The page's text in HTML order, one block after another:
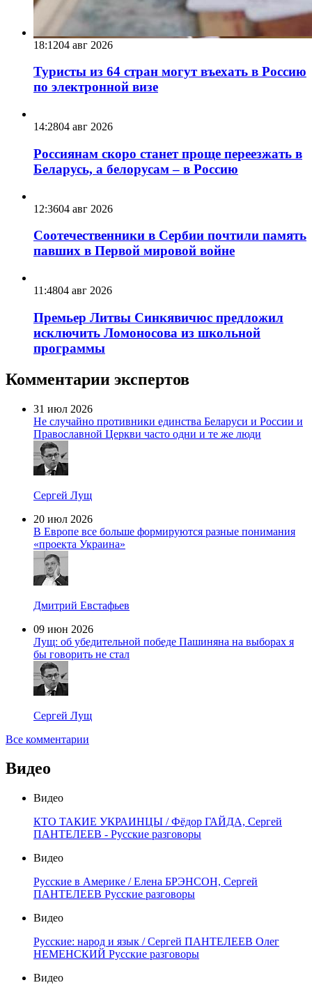
18:1204 авг 2026
Туристы из 64 стран могут въехать в Россию
по электронной визе
14:2804 авг 2026
Россиянам скоро станет проще переезжать в
Беларусь, а белорусам – в Россию
12:3604 авг 2026
Соотечественники в Сербии почтили память
павших в Первой мировой войне
11:4804 авг 2026
Премьер Литвы Синкявичюс предложил
исключить Ломоносова из школьной
программы
Комментарии экспертов
31 июл 2026
Не случайно противники единства Беларуси и России и
Православной Церкви часто одни и те же люди
Сергей Лущ
20 июл 2026
В Европе все больше формируются разные понимания
«проекта Украина»
Дмитрий Евстафьев
09 июн 2026
Лущ: об убедительной победе Пашиняна на выборах я
бы говорить не стал
Сергей Лущ
Все комментарии
Видео
Видео
КТО ТАКИЕ УКРАИНЦЫ / Фёдор ГАЙДА, Сергей
ПАНТЕЛЕЕВ - Русские разговоры
Видео
Русские в Америке / Елена БРЭНСОН, Сергей
ПАНТЕЛЕЕВ Русские разговоры
Видео
Русские: народ и язык / Сергей ПАНТЕЛЕЕВ Олег
НЕМЕНСКИЙ Русские разговоры
Видео